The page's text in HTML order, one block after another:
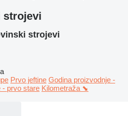
strojevi
strojevi
Prvo jeftine Godina proizvodnje -
- prvo stare Kilometraža ⬊